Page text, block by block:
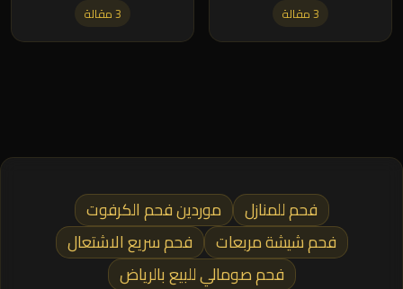
3 مقالة 3 مقالة
فحم للمنازل
موردين فحم الكرفوت
فحم شيشة مربعات
فحم سريع الاشتعال
فحم صومالي للبيع بالرياض